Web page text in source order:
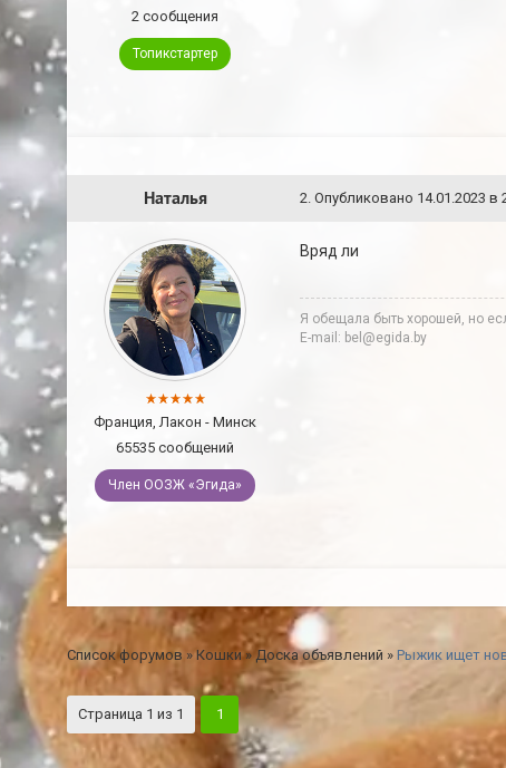
2 сообщения
Топикстартер
Наталья 2. Опубликовано 14.01.2023 в
Франция, Лакон - Минск
65535 сообщений
Член ООЗЖ «Эгида»
Вряд ли
Я обещала быть хорошей, но
E-mail: bel@egida.by
Список форумов » Кошки » Доска объявлений » Рыжик ищет
Страница 1 из 1 1